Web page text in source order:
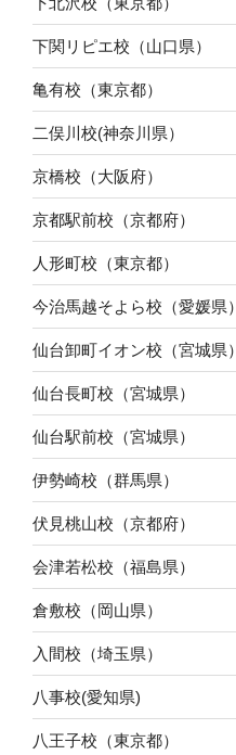
下関リピエ校（山口県）
亀有校（東京都）
二俣川校(神奈川県）
京橋校（大阪府）
京都駅前校（京都府）
人形町校（東京都）
今治馬越そよら校（愛媛県）
仙台卸町イオン校（宮城県）
仙台長町校（宮城県）
仙台駅前校（宮城県）
伊勢崎校（群馬県）
伏見桃山校（京都府）
会津若松校（福島県）
倉敷校（岡山県）
入間校（埼玉県）
八事校(愛知県)
八王子校（東京都）